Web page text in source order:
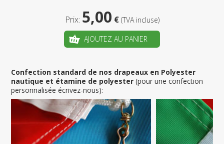
Prix: 5,00 € (TVA incluse)
AJOUTEZ AU PANIER
Confection standard de nos drapeaux en Polyester
nautique et étamine de polyester(pour une confection
personnalisée écrivez-nous):